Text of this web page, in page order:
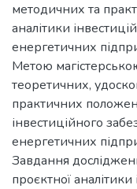
методичних та
аналітики
енергетичних
Метою
теоретичних,
практичних
інвестиційного
енергетичних
Завдання
проєктної